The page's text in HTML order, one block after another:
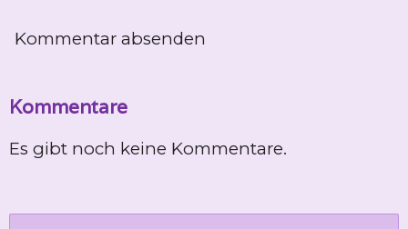
Kommentar absenden
Kommentare
Es gibt noch keine Kommentare.